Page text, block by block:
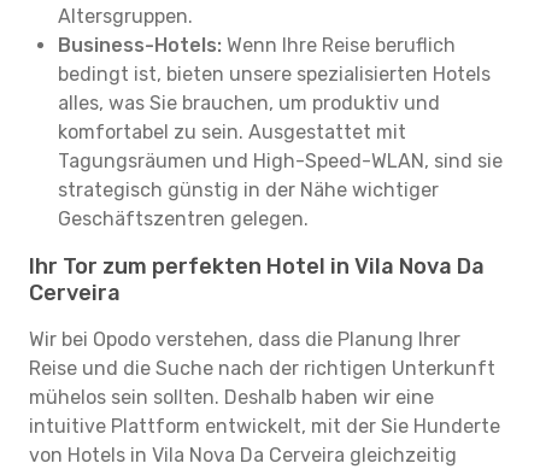
Altersgruppen.
Business-Hotels: Wenn Ihre Reise beruflich
bedingt ist, bieten unsere spezialisierten Hotels
alles, was Sie brauchen, um produktiv und
komfortabel zu sein. Ausgestattet mit
Tagungsräumen und High-Speed-WLAN, sind sie
strategisch günstig in der Nähe wichtiger
Geschäftszentren gelegen.
Ihr Tor zum perfekten Hotel in Vila Nova Da
Cerveira
Wir bei Opodo verstehen, dass die Planung Ihrer
Reise und die Suche nach der richtigen Unterkunft
mühelos sein sollten. Deshalb haben wir eine
intuitive Plattform entwickelt, mit der Sie Hunderte
von Hotels in Vila Nova Da Cerveira gleichzeitig